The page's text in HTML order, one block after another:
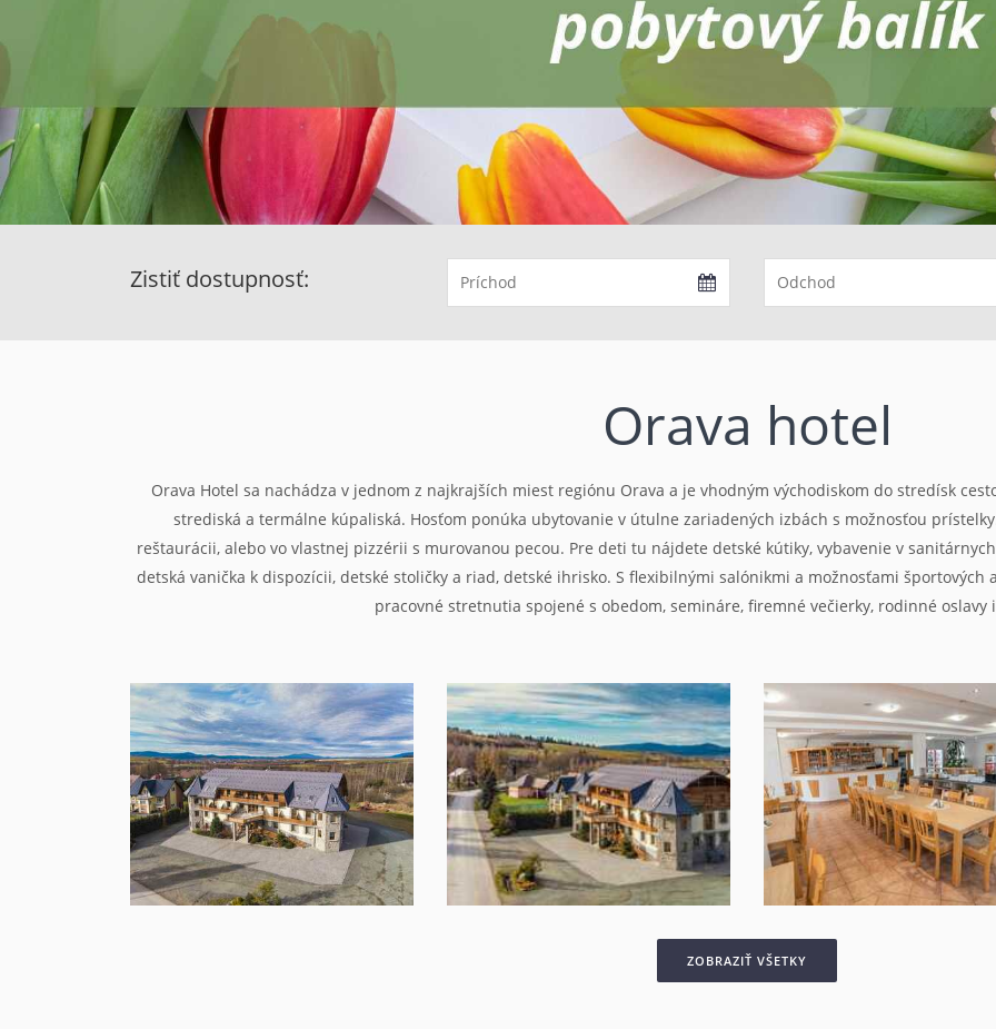
Zistiť dostupnosť:
Orava hotel
Orava Hotel sa nachádza v jednom z najkrajších miest regiónu Orava a je vhodným východiskom do stredísk
strediská a termálne kúpaliská. Hosťom ponúka ubytovanie v útulne zariadených izbách s možnosťou
reštaurácii, alebo vo vlastnej pizzérii s murovanou pecou. Pre deti tu nájdete detské kútiky, vybavenie v
detská vanička k dispozícii, detské stoličky a riad, detské ihrisko. S flexibilnými salónikmi a možnosťami športových
pracovné stretnutia spojené s obedom, semináre, firemné večierky, rodinné oslavy
ZOBRAZIŤ VŠETKY